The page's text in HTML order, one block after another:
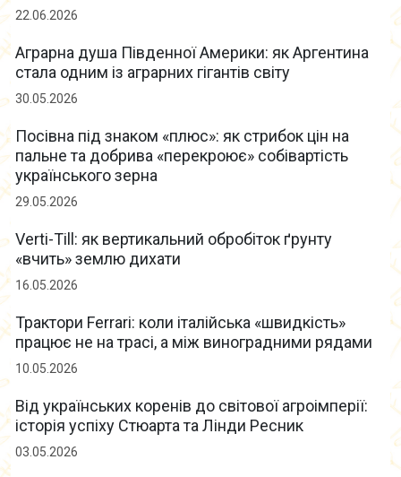
22.06.2026
Аграрна душа Південної Америки: як Аргентина
стала одним із аграрних гігантів світу
30.05.2026
Посівна під знаком «плюс»: як стрибок цін на
пальне та добрива «перекроює» собівартість
українського зерна
29.05.2026
Verti-Till: як вертикальний обробіток ґрунту
«вчить» землю дихати
16.05.2026
Трактори Ferrari: коли італійська «швидкість»
працює не на трасі, а між виноградними рядами
10.05.2026
Від українських коренів до світової агроімперії:
історія успіху Стюарта та Лінди Ресник
03.05.2026